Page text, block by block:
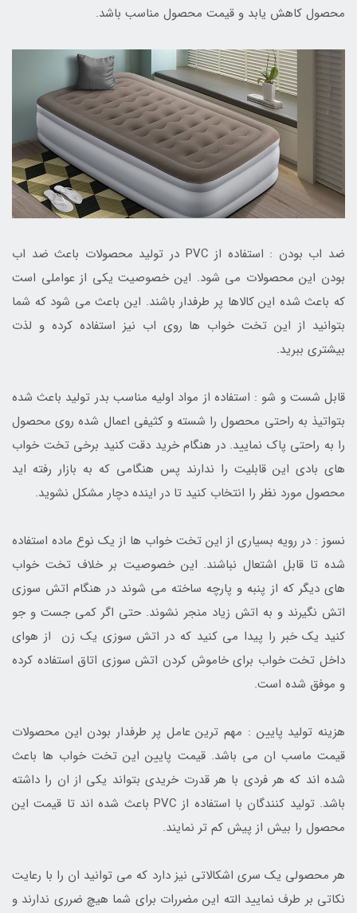
محصول کاهش یابد و قیمت محصول مناسب باشد.
ضد اب بودن : استفاده از PVC در تولید محصولات باعث ضد اب
بودن این محصولات می شود. این خصوصیت یکی از عواملی است
که باعث شده این کالاها پر طرفدار باشند. این باعث می شود که شما
بتوانید از این تخت خواب ها روی اب نیز استفاده کرده و لذت
بیشتری ببرید.
قابل شست و شو : استفاده از مواد اولیه مناسب بدر تولید باعث شده
بتواتیذ به راحتی محصول را شسته و کثیفی اعمال شده روی محصول
را به راحتی پاک نمایید. در هنگام خرید دقت کنید برخی تخت خواب
های بادی این قابلیت را ندارند پس هنگامی که به بازار رفته اید
محصول مورد نظر را انتخاب کنید تا در اینده دچار مشکل نشوید.
نسوز : در رویه بسیاری از این تخت خواب ها از یک نوع ماده استفاده
شده تا قابل اشتعال نباشند. این خصوصیت بر خلاف تخت خواب
های دیگر که از پنبه و پارچه ساخته می شوند در هنگام اتش سوزی
اتش نگیرند و به اتش زیاد منجر نشوند. حتی اگر کمی جست و جو
کنید یک خبر را پیدا می کنید که در اتش سوزی یک زن از هوای
داخل تخت خواب برای خاموش کردن اتش سوزی اتاق استفاده کرده
و موفق شده است.
هزینه تولید پایین : مهم ترین عامل پر طرفدار بودن این محصولات
قیمت ماسب ان می باشد. قیمت پایین این تخت خواب ها باعث
شده اند که هر فردی با هر قدرت خریدی بتواند یکی از ان را داشته
باشد. تولید کنندگان با استفاده از PVC باعث شده اند تا قیمت این
محصول را بیش از پیش کم تر نمایند.
هر محصولی یک سری اشکالاتی نیز دارد که می توانید ان را با رعایت
نکاتی بر طرف نمایید الته این مضررات برای شما هیچ ضرری ندارند و